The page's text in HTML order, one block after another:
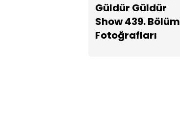
Güldür Güldür
Show 439. Bölüm
Fotoğrafları